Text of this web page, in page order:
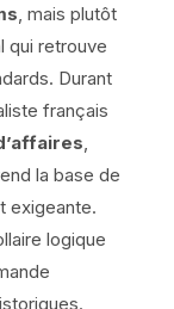
, mais plutôt
qui retrouve
Durant
français
la base de
exigeante.
logique